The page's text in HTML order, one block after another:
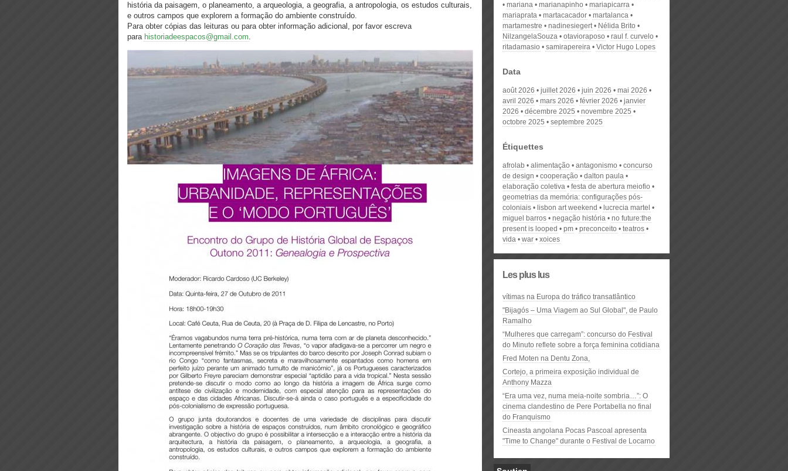
história da paisagem, o planeamento, a arqueologia, a geografia, a antropologia, os estudos culturais,
e outros campos que explorem a formação do ambiente construído.
Para obter cópias das leituras ou para obter informação adicional, por favor escreva
para historiadeespacos@gmail.com.
mariana
marianapinho
mariapicarra
mariaprata
martacacador
martalanca
martamestre
nadinesiegert
Nélida Brito
NilzangelaSouza
otavioraposo
raul f. curvelo
ritadamasio
samirapereira Victor Hugo Lopes
Data
août 2026 juillet 2026 juin 2026
mai 2026
avril 2026
mars 2026 février 2026
janvier
2026
décembre 2025
novembre 2025
octobre 2025
septembre 2025
Étiquettes
afrolab alimentação antagonismo
concurso
de design
cooperação
dalton paula
elaboração coletiva
festa de abertura meiofio
geometrias da memória: configurações pós-
coloniais
lisbon art weekend
lucrecia martel
miguel barros
negação história
no future:the
present is looped
pm preconceito
teatros
vida
war xoices
Les plus lus
vítimas na Europa do tráfico transatlântico
"Bijagós – Uma Viagem ao Sul Global", de Paulo
Ramalho
“Mulheres que carregam”: concurso do Festival
do Minuto reflete sobre a força feminina cotidiana
Fred Moten na Dentu Zona,
Cortejo, a primeira exposição individual de
Anthony Mazza
“Era uma vez, numa meia-noite sombria…”: O
cinema clandestino de Pere Portabella no final
do Franquismo
Cineasta angolana Pocas Pascoal apresenta
"Time to Change" durante o Festival de Locarno